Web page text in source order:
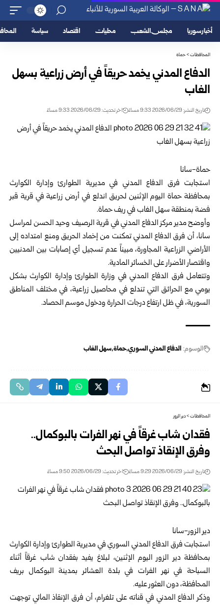
أخبار سوريا مجلس الشعب محليات اقتصاد سياسة
المحافظات>حماة
الدفاع المدني يخمد حريقاً في أرض زراعية بسهل
الغاب
تاريخ النشر: 2026/06/29 9:33 مساءً اخر تحديث: 2026/06/29 9:33 مساءً
حماة-سانا
استجابت فرق الدفاع المدني في مديرية الطوارئ وإدارة الكوارث
بمحافظةحماةاليوم الإثنين لحريق اندلع في أرض زراعية في قرية قبر
فضة بمنطقة سهل الغاب في ريف حماة.
وأوضح مدير مركز الدفاع المدني في قرية الرصيف وحيد الحسن لمراسل
سانا، أن فرق الدفاع المدني تمكنت من إخماد الحريق ومنع امتداده إلى
الأراضي الزراعية المجاورة، مبيناً عدم تسجيل أي إصابات بين المدنيين
واقتصار الأضرار على الخسائر المادية.
وتتعامل فرق الدفاع المدني في وزارة الطوارئ وإدارة الكوارث بشكل
يومي مع الحرائق التي تندلع في محاصيل زراعية، في مختلف المناطق
السورية، ‏في ظل ‏ارتفاع درجات الحرارة ودخول موسم الحصاد.‏
الوسوم: الدفاع المدني السوري حماة سهل الغاب
المحافظات>دير الزور
فقدان شاب غرقاً في نهر الفرات بالبوكمال..
وفرق الإنقاذ تواصل البحث
تاريخ النشر: 2026/06/29 9:29 مساءً اخر تحديث: 2026/06/29 9:50 مساءً
دير الزور-سانا
استجابت فرق الدفاع المدني السوري في مديرية الطوارئ وإدارة الكوارث
بمحافظة دير الزوراليوم الإثنين، لبلاغ يفيد بفقدان شاب غرقاً أثناء
السباحة في نهر الفرات في بلدة العشائر بمدينة البوكمال بريف
المحافظة، دون العثور عليه.
وذكر الدفاع المدني في قناته على تلغرام، أن فرق الإنقاذ المائي توجهت